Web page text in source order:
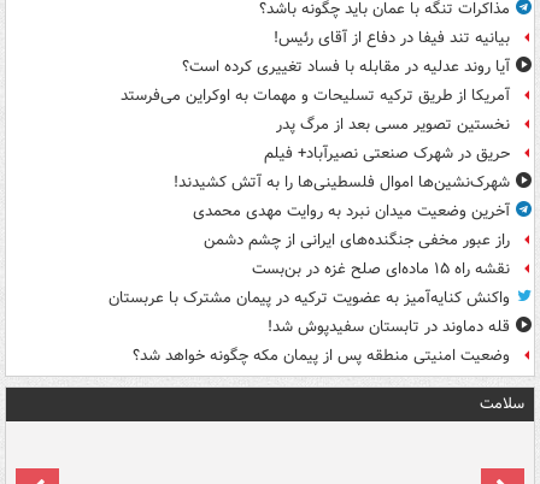
مذاکرات تنگه با عمان باید چگونه باشد؟
بیانیه تند فیفا در دفاع از آقای رئیس!
آیا روند عدلیه در مقابله با فساد تغییری کرده است؟
آمریکا از طریق ترکیه تسلیحات و مهمات به اوکراین می‌فرستد
نخستین تصویر مسی بعد از مرگ پدر
حریق در شهرک صنعتی نصیرآباد+ فیلم
شهرک‌نشین‌ها اموال فلسطینی‌ها را به آتش کشیدند!
آخرین وضعیت میدان نبرد به روایت مهدی محمدی
راز عبور مخفی جنگنده‌های ایرانی از چشم دشمن
نقشه راه ۱۵ ماده‌ای صلح غزه در بن‌بست
واکنش کنایه‌آمیز به عضویت ترکیه در پیمان مشترک با عربستان
قله دماوند در تابستان سفیدپوش شد!
وضعیت امنیتی منطقه پس از پیمان مکه چگونه خواهد شد؟
سلامت